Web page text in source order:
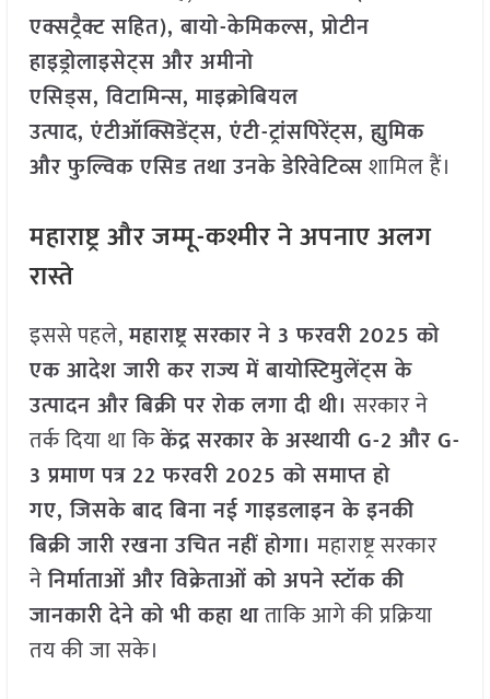
एक्सट्रैक्ट सहित),बायो-केमिकल्स,प्रोटीन
हाइड्रोलाइसेट्स और अमीनो
एसिड्स,विटामिन्स,माइक्रोबियल
उत्पाद,एंटीऑक्सिडेंट्स,एंटी-ट्रांसपिरेंट्स,ह्युमिक
और फुल्विक एसिड तथा उनके डेरिवेटिव्सशामिल हैं।
महाराष्ट्र और जम्मू-कश्मीर ने अपनाए अलग
रास्ते
इससे पहले,महाराष्ट्र सरकार ने 3फरवरी 2025को
एक आदेश जारी कर राज्य में बायोस्टिमुलेंट्स के
उत्पादन और बिक्री पर रोक लगा दी थी। सरकार ने
तर्क दिया था किकेंद्र सरकार के अस्थायीG-2 औरG-
3प्रमाण पत्र 22फरवरी 2025को समाप्त हो
गए,जिसके बाद बिना नई गाइडलाइन के इनकी
बिक्री जारी रखना उचित नहीं होगा। महाराष्ट्र सरकार
नेनिर्माताओं और विक्रेताओं को अपने स्टॉक की
जानकारी देने को भी कहा थाताकि आगे की प्रक्रिया
तय की जा सके।